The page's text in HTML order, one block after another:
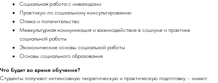
Социальная работа с инвалидами
Практикум по социальному консультированию
Опека и попечительство
Межкультурная коммуникация и взаимодействие в социуме и практике
социальной работы
Экономические основы социальной работы
Основы социального образования
Что будет во время обучения?
Студенты получают интенсивную теоретическую и практическую подготовку: - имеют